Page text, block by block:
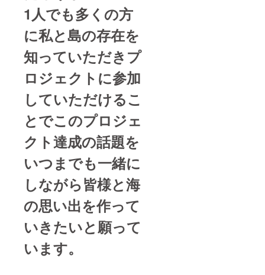
1人でも多くの方
に私と島の存在を
知っていただきプ
ロジェクトに参加
していただけるこ
とでこのプロジェ
クト達成の話題を
いつまでも一緒に
しながら皆様と海
の思い出を作って
いきたいと願って
います。